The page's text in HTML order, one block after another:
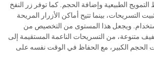
الطبيعية وإضافة الحجم. كما توفر زر النفخ
التسريحات، بينما تتيح أماكن الأزرار المريحة
ويجعل هذا المستوى من التخصيص من
متنوعة، من التسريحات الناعمة المستقيمة إلى
الحجم الكبير، مع الحفاظ في الوقت نفسه على